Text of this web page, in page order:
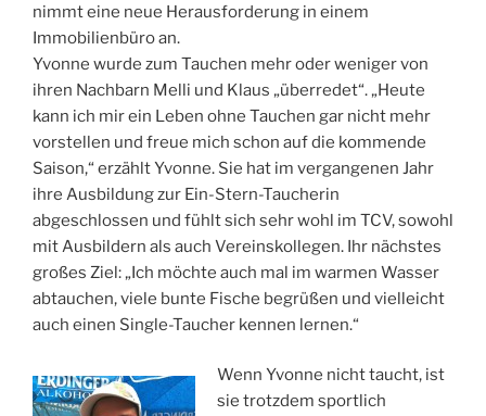
nimmt eine neue Herausforderung in einem
Immobilienbüro an.
Yvonne wurde zum Tauchen mehr oder weniger von
ihren Nachbarn Melli und Klaus „überredet“. „Heute
kann ich mir ein Leben ohne Tauchen gar nicht mehr
vorstellen und freue mich schon auf die kommende
Saison,“ erzählt Yvonne. Sie hat im vergangenen Jahr
ihre Ausbildung zur Ein-Stern-Taucherin
abgeschlossen und fühlt sich sehr wohl im TCV, sowohl
mit Ausbildern als auch Vereinskollegen. Ihr nächstes
großes Ziel: „Ich möchte auch mal im warmen Wasser
abtauchen, viele bunte Fische begrüßen und vielleicht
auch einen Single-Taucher kennen lernen.“
Wenn Yvonne nicht taucht, ist
sie trotzdem sportlich